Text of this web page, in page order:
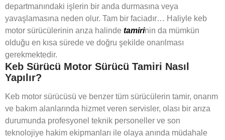
departmanındaki işlerin bir anda durmasına veya
yavaşlamasına neden olur. Tam bir faciadır… Haliyle keb
motor sürücülerinin arıza halinde tamirinin da mümkün
olduğu en kısa sürede ve doğru şekilde onarılması
gerekmektedir.
Keb Sürücü Motor Sürücü Tamiri Nasıl
Yapılır?
Keb motor sürücüsü ve benzer tüm sürücülerin tamir, onarım
ve bakım alanlarında hizmet veren servisler, olası bir arıza
durumunda profesyonel teknik personeller ve son
teknolojiye hakim ekipmanları ile olaya anında müdahale